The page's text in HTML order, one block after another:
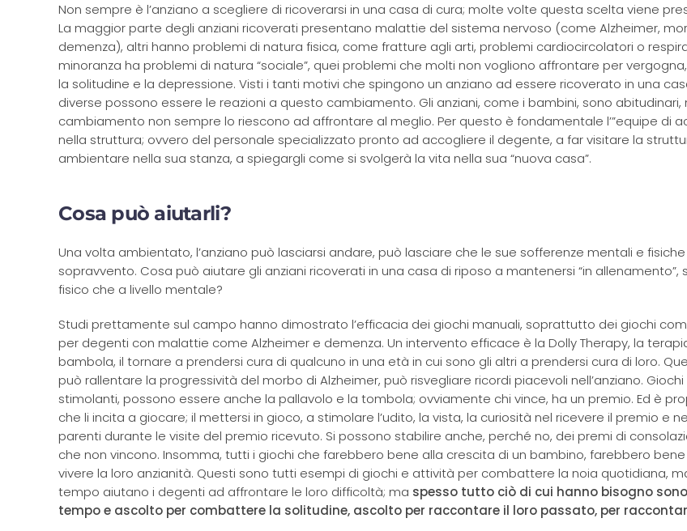
Non sempre è l’anziano a scegliere di ricoverarsi in una casa di cura; molte volte questa scelta viene
La maggior parte degli anziani ricoverati presentano malattie del sistema nervoso (come Alzheimer,
demenza), altri hanno problemi di natura fisica, come fratture agli arti, problemi cardiocircolatori o
minoranza ha problemi di natura “sociale”, quei problemi che molti non vogliono affrontare per
la solitudine e la depressione. Visti i tanti motivi che spingono un anziano ad essere ricoverato in una
diverse possono essere le reazioni a questo cambiamento. Gli anziani, come i bambini, sono abitudinari,
cambiamento non sempre lo riescono ad affrontare al meglio. Per questo è fondamentale l’”equipe di
nella struttura; ovvero del personale specializzato pronto ad accogliere il degente, a far visitare la
ambientare nella sua stanza, a spiegargli come si svolgerà la vita nella sua “nuova casa”.
Cosa può aiutarli?
Una volta ambientato, l’anziano può lasciarsi andare, può lasciare che le sue sofferenze mentali e
sopravvento. Cosa può aiutare gli anziani ricoverati in una casa di riposo a mantenersi “in allenamento”,
fisico che a livello mentale?
Studi prettamente sul campo hanno dimostrato l’efficacia dei giochi manuali, soprattutto dei giochi
per degenti con malattie come Alzheimer e demenza. Un intervento efficace è la Dolly Therapy, la
bambola, il tornare a prendersi cura di qualcuno in una età in cui sono gli altri a prendersi cura di loro.
può rallentare la progressività del morbo di Alzheimer, può risvegliare ricordi piacevoli nell’anziano.
stimolanti, possono essere anche la pallavolo e la tombola; ovviamente chi vince, ha un premio. Ed è
che li incita a giocare; il mettersi in gioco, a stimolare l’udito, la vista, la curiosità nel ricevere il premio e
parenti durante le visite del premio ricevuto. Si possono stabilire anche, perché no, dei premi di
che non vincono. Insomma, tutti i giochi che farebbero bene alla crescita di un bambino, farebbero
vivere la loro anzianità. Questi sono tutti esempi di giochi e attività per combattere la noia quotidiana,
tempo aiutano i degenti ad affrontare le loro difficoltà; ma spesso tutto ciò di cui hanno bisogno
tempo e ascolto per combattere la solitudine, ascolto per raccontare il loro passato, per